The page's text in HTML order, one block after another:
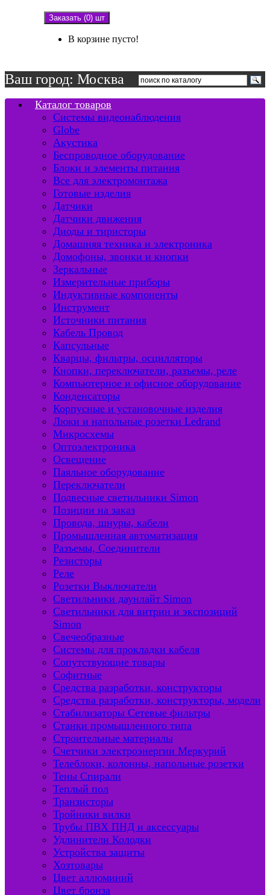
Заказать (0) шт
В корзине пусто!
Ваш город: Москва
Каталог товаров
Системы видеонаблюдения
Globe
Акустика
Беспроводное оборудование
Блоки и элементы питания
Все для электромонтажа
Готовые изделия
Датчики
Датчики движения
Диоды и тиристоры
Домашняя техника и электроника
Домофоны, звонки и кнопки
Зеркальные
Измерительные приборы
Индуктивные компоненты
Инструмент
Источники питания
Кабель Провод
Капсульные
Кварцы, фильтры, осцилляторы
Кнопки, переключатели, разъемы, реле
Компьютерное и офисное оборудование
Конденсаторы
Корпусные и установочные изделия
Люки и напольные розетки Ledrand
Микросхемы
Оптоэлектроника
Освещение
Паяльное оборудование
Переключатели
Подвесные светильники Simon
Позиции на заказ
Провода, шнуры, кабели
Промышленная автоматизация
Разъемы, Соединители
Резисторы
Реле
Розетки Выключатели
Светильники даунлайт Simon
Светильники для витрин и экспозиций
Simon
Свечеобразные
Системы для прокладки кабеля
Сопутствующие товары
Софитные
Средства разработки, конструкторы
Средства разработки, конструкторы, модели
Стабилизаторы Сетевые фильтры
Станки промышленного типа
Строительные материалы
Счетчики электроэнергии Меркурий
Телеблоки, колонны, напольные розетки
Тены Спирали
Теплый пол
Транзисторы
Тройники вилки
Трубы ПВХ ПНД и аксессуары
Удлинители Колодки
Устройства защиты
Хозтовары
Цвет аллюминий
Цвет бронза